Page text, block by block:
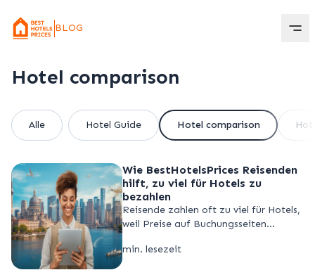
BLOG
Hotel comparison
Alle Hotel Guide Hotel comparison
Wie BestHotelsPrices Reisenden
hilft, zu viel für Hotels zu
bezahlen
Reisende zahlen oft zu viel für Hotels,
weil Preise auf Buchungsseiten
Raten und findet die günstigsten
min. lesezeit